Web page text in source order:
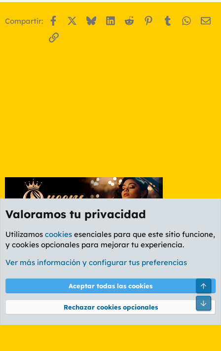
Compartir: Facebook BlueskyLinkedIn
Reddit Pinterest
Tumblr
Enlace
Foro General
Cookies
PL OLDSTYLE AMARILLO
Términos y reglas Política de privacidad Ayuda
Community platform by XenForo® © 2010-2026 XenForo Ltd.
Valoramos tu privacidad
Utilizamos cookies esenciales para que este sitio funcione,
y cookies opcionales para mejorar tu experiencia.
Ver más información y configurar tus preferencias
Aceptar todas las cookies
Rechazar cookies opcionales
Pie